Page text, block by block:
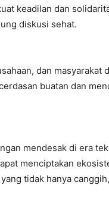
keadilan dan
diskusi sehat.
dan masyarakat
buatan dan
mendesak di era
menciptakan
tidak hanya